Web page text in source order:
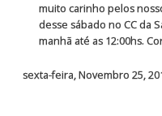
muito carinho pelos
desse sábado no CC da
manhã até as 12:00hs.
sexta-feira, Novembro 25,